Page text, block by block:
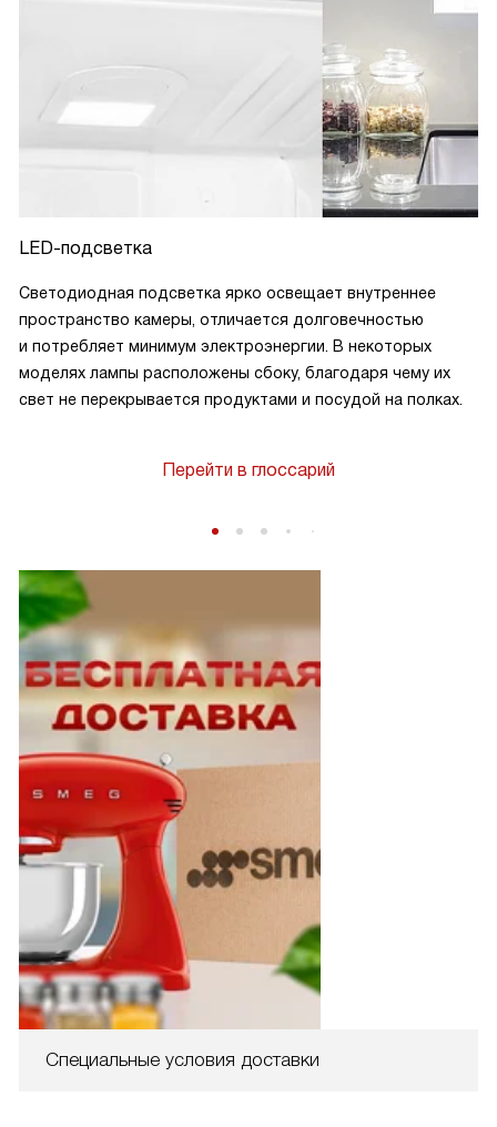
LED-подсветка
Светодиодная подсветка ярко освещает внутреннее
пространство камеры, отличается долговечностью
и потребляет минимум электроэнергии. В некоторых
моделях лампы расположены сбоку, благодаря чему их
свет не перекрывается продуктами и посудой на полках.
Перейти в глоссарий
Специальные условия доставки